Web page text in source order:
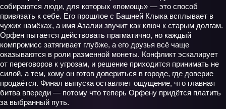
собираются люди, для которых «помощь» — это способ
привязать к себе. Его прошлое с Башней Клыка всплывает в
чужих намёках, а имя Азалии звучит как ключ к старым долгам.
Орфен пытается действовать прагматично, но каждый
компромисс затягивает глубже, а его друзья всё чаще
оказываются в роли разменной монеты. Конфликт эскалирует
от переговоров к угрозам, и решение приходится принимать не
силой, а тем, кому он готов довериться в городе, где доверие
продаётся. Финал выпуска оставляет ощущение, что главная
битва впереди — потому что теперь Орфену придётся платить
за выбранный путь.